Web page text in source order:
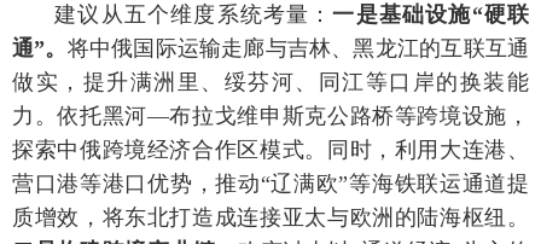
建议从五个维度系统考量：一是基础设施“硬联
通”。 将中俄国际运输走廊与吉林、黑龙江的互联互通
做实，提升满洲里、绥芬河、同江等口岸的换装能
力。依托黑河—布拉戈维申斯克公路桥等跨境设施，
探索中俄跨境经济合作区模式。同时，利用大连港、
营口港等港口优势，推动“辽满欧”等海铁联运通道提
质增效，将东北打造成连接亚太与欧洲的陆海枢纽。